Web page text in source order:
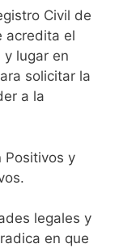
Civil de
acredita el
lugar en
solicitar la
a la
Positivos y
legales y
en que